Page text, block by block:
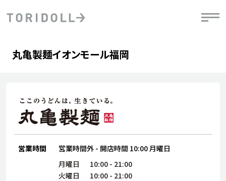
会社情報
PRニュース
中長期経営計画
デジタルトランス
フォーメーション戦略
DXビジョン2028
ライブラリ
粟田社長が語る
トリドールのサステナビリティ
ステークホルダーとの
丸亀製麺イオンモール福岡
営業時間 営業時間外 - 開店時間 10:00 月曜日
月曜日 10:00 - 21:00
火曜日
10:00 - 21:00